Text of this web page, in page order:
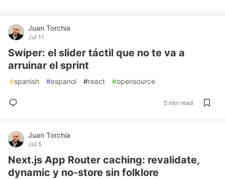
Juan Torchia
Jul 11
Swiper: el slider táctil que no te va a
arruinar el sprint
#spanish #espanol #react #opensource
5 min read
Juan Torchia
Jul 5
Next.js App Router caching: revalidate,
dynamic y no-store sin folklore